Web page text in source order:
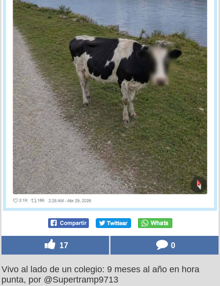
17 0
Vivo al lado de un colegio: 9 meses al año en hora
punta, por @Supertramp9713